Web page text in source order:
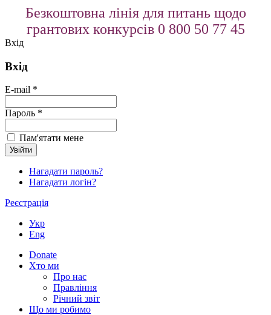
Безкоштовна лінія для питань щодо
грантових конкурсів 0 800 50 77 45
Вхід
Вхід
E-mail *
Пароль *
Пам'ятати мене
Нагадати пароль?
Нагадати логін?
Реєстрація
Укр
Eng
Donate
Хто ми
Про нас
Правління
Річний звіт
Що ми робимо